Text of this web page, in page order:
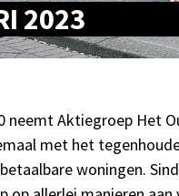
2023
neemt Aktiegroep Het
met het
woningen.